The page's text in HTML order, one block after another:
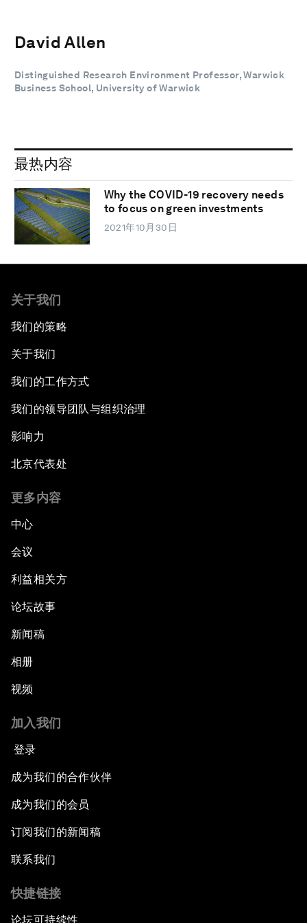
David Allen
Distinguished Research Environment Professor, Warwick
Business School, University of Warwick
最热内容
Why the COVID-19 recovery needs
to focus on green investments
2021年10月30日
关于我们
我们的策略
关于我们
我们的工作方式
我们的领导团队与组织治理
影响力
北京代表处
更多内容
中心
会议
利益相关方
论坛故事
新闻稿
相册
视频
加入我们
登录
成为我们的合作伙伴
成为我们的会员
订阅我们的新闻稿
联系我们
快捷链接
论坛可持续性